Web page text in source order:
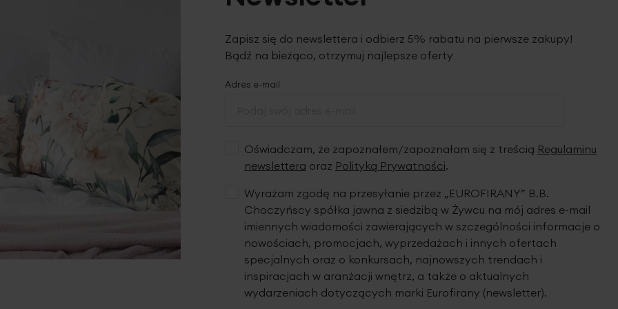
Zapisz się do newslettera i odbierz 5% rabatu na pierwsze zakupy!
Bądź na bieżąco, otrzymuj najlepsze oferty
Adres e-mail
Oświadczam, że zapoznałem/zapoznałam się z treścią Regulaminu
newslettera oraz Polityką Prywatności.
Wyrażam zgodę na przesyłanie przez „EUROFIRANY” B.B.
Choczyńscy spółka jawna z siedzibą w Żywcu na mój adres e-mail
imiennych wiadomości zawierających w szczególności informacje o
nowościach, promocjach, wyprzedażach i innych ofertach
specjalnych oraz o konkursach, najnowszych trendach i
inspiracjach w aranżacji wnętrz, a także o aktualnych
wydarzeniach dotyczących marki Eurofirany (newsletter).